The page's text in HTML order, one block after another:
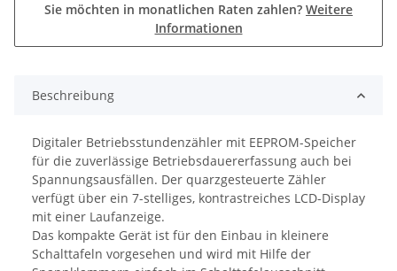
Sie möchten in monatlichen Raten zahlen? Weitere
Informationen
Beschreibung
Digitaler Betriebsstundenzähler mit EEPROM-Speicher
für die zuverlässige Betriebsdauererfassung auch bei
Spannungsausfällen. Der quarzgesteuerte Zähler
verfügt über ein 7-stelliges, kontrastreiches LCD-Display
mit einer Laufanzeige.
Das kompakte Gerät ist für den Einbau in kleinere
Schalttafeln vorgesehen und wird mit Hilfe der